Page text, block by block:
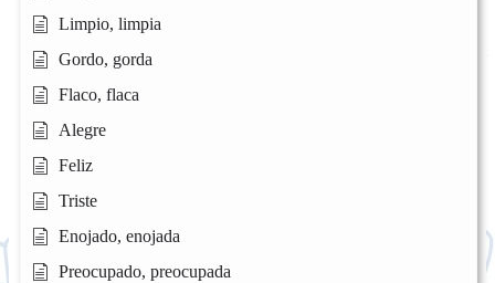
Limpio, limpia
Gordo, gorda
Flaco, flaca
Alegre
Feliz
Triste
Enojado, enojada
Preocupado, preocupada